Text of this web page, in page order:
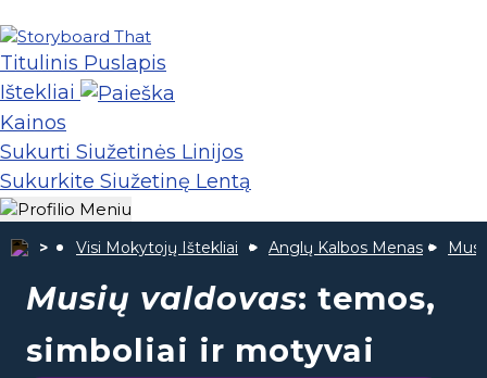
Titulinis Puslapis
Ištekliai
Kainos
Sukurti Siužetinės Linijos
Sukurkite Siužetinę Lentą
Visi Mokytojų Ištekliai Anglų Kalbos Menas
Musių valdovas: temos,
simboliai ir motyvai